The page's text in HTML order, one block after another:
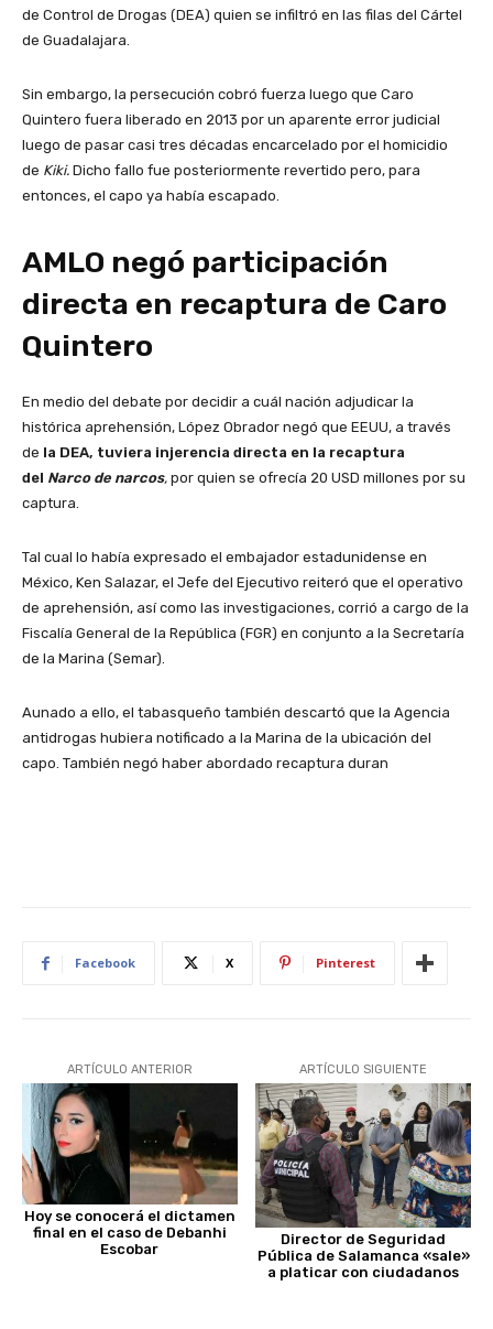
de Control de Drogas (DEA) quien se infiltró en las filas del Cártel
de Guadalajara.
Sin embargo, la persecución cobró fuerza luego que Caro
Quintero fuera liberado en 2013 por un aparente error judicial
luego de pasar casi tres décadas encarcelado por el homicidio
de Kiki. Dicho fallo fue posteriormente revertido pero, para
entonces, el capo ya había escapado.
AMLO negó participación
directa en recaptura de Caro
Quintero
En medio del debate por decidir a cuál nación adjudicar la
histórica aprehensión, López Obrador negó que EEUU, a través
de la DEA, tuviera injerencia directa en la recaptura
del Narco de narcos, por quien se ofrecía 20 USD millones por su
captura.
Tal cual lo había expresado el embajador estadunidense en
México, Ken Salazar, el Jefe del Ejecutivo reiteró que el operativo
de aprehensión, así como las investigaciones, corrió a cargo de la
Fiscalía General de la República (FGR) en conjunto a la Secretaría
de la Marina (Semar).
Aunado a ello, el tabasqueño también descartó que la Agencia
antidrogas hubiera notificado a la Marina de la ubicación del
capo. También negó haber abordado recaptura duran
Facebook X Pinterest
ARTÍCULO ANTERIOR
Hoy se conocerá el dictamen
final en el caso de Debanhi
Escobar
ARTÍCULO SIGUIENTE
Director de Seguridad
Pública de Salamanca «sale»
a platicar con ciudadanos